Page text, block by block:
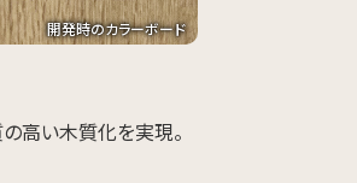
開発時のカラーボード
高い木質化を実現。